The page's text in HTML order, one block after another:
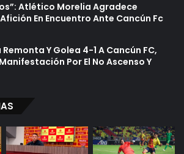
Atlético Morelia Agradece
En Encuentro Ante Cancún Fc
Y Golea 4-1 A Cancún FC,
Por El No Ascenso Y